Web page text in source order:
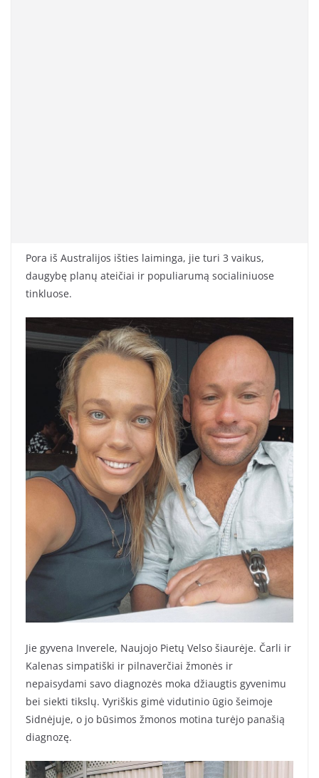
Pora iš Australijos išties laiminga, jie turi 3 vaikus,
daugybę planų ateičiai ir populiarumą socialiniuose
tinkluose.
Jie gyvena Inverele, Naujojo Pietų Velso šiaurėje. Čarli ir
Kalenas simpatiški ir pilnaverčiai žmonės ir
nepaisydami savo diagnozės moka džiaugtis gyvenimu
bei siekti tikslų. Vyriškis gimė vidutinio ūgio šeimoje
Sidnėjuje, o jo būsimos žmonos motina turėjo panašią
diagnozę.